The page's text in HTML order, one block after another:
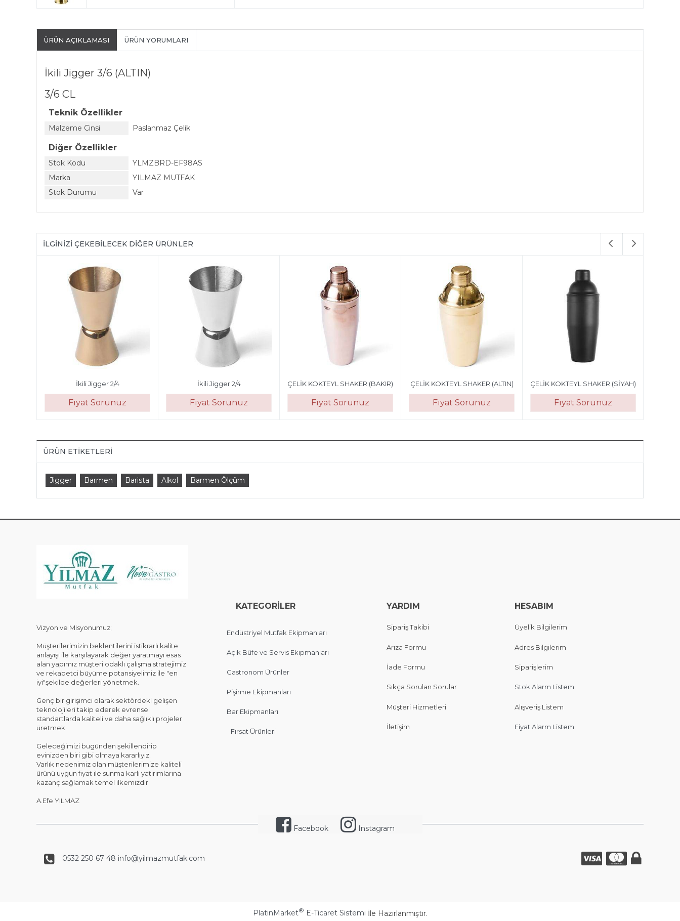
ÜRÜN AÇIKLAMASI ÜRÜN YORUMLARI
İkili Jigger 3/6 (ALTIN)
3/6 CL
Teknik Özellikler
Malzeme Cinsi Paslanmaz Çelik
Diğer Özellikler
Stok Kodu
YLMZBRD-EF98AS
Marka
YILMAZ MUTFAK
Stok Durumu
Var
İLGINIZI ÇEKEBILECEK DIĞER ÜRÜNLER
İkili Jigger 2/4
Fiyat Sorunuz
İkili Jigger 2/4
Fiyat Sorunuz
ÇELİK KOKTEYL SHAKER (BAKIR)
Fiyat Sorunuz
ÇELİK KOKTEYL SHAKER (ALTIN)
Fiyat Sorunuz
ÇELİK KOKTEYL SHAKER (SİYAH)
Fiyat Sorunuz
ÜRÜN ETIKETLERI
Jigger Barmen Barista Alkol Barmen Ölçüm
Vizyon ve Misyonumuz;
Müşterilerimizin beklentilerini istikrarlı kalite
anlayışı ile karşılayarak değer yaratmayı esas
alan yapımız müşteri odaklı çalışma stratejimiz
ve rekabetci büyüme potansiyelimiz ile "en
iyi"şekilde değerleri yönetmek.
Genç bir girişimci olarak sektördeki gelişen
teknolojileri takip ederek evrensel
standartlarda kaliteli ve daha sağlıklı projeler
üretmek
Geleceğimizi bugünden şekillendirip
evinizden biri gibi olmaya kararlıyız.
Varlık nedenimiz olan müşterilerimize kaliteli
ürünü uygun fiyat ile sunma karlı yatırımlarına
kazanç sağlamak temel ilkemizdir.
A.Efe YILMAZ
KATEGORİLER
Endüstriyel Mutfak Ekipmanları
Açık Büfe ve Servis Ekipmanları
Gastronom Ürünler
Pişirme Ekipmanları
Bar Ekipmanları
Fırsat Ürünleri
YARDIM
Sipariş Takibi
Arıza Formu
İade Formu
Sıkça Sorulan Sorular
Müşteri Hizmetleri
İletişim
HESABIM
Üyelik Bilgilerim
Adres Bilgilerim
Siparişlerim
Stok Alarm Listem
Alışveriş Listem
Fiyat Alarm Listem
Facebook Instagram
0532 250 67 48 info@yilmazmutfak.com
PlatinMarket® E-Ticaret Sistemi İle Hazırlanmıştır.